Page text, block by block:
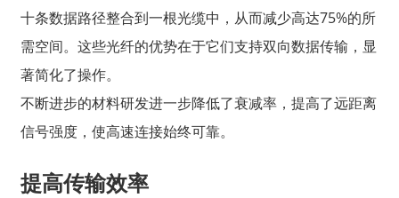
十条数据路径整合到一根光缆中，从而减少高达75%的所
需空间。这些光纤的优势在于它们支持双向数据传输，显
著简化了操作。
不断进步的材料研发进一步降低了衰减率，提高了远距离
信号强度，使高速连接始终可靠。
提高传输效率